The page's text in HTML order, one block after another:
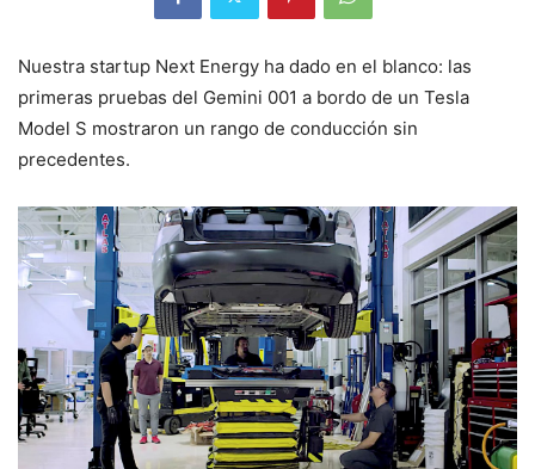
Nuestra startup Next Energy ha dado en el blanco: las
primeras pruebas del Gemini 001 a bordo de un Tesla
Model S mostraron un rango de conducción sin
precedentes.